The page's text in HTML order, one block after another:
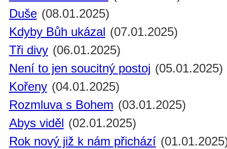
Duše (08.01.2025)
Kdyby Bůh ukázal (07.01.2025)
Tři divy (06.01.2025)
Není to jen soucitný postoj (05.01.2025)
Kořeny (04.01.2025)
Rozmluva s Bohem (03.01.2025)
Abys viděl (02.01.2025)
Rok nový již k nám přichází